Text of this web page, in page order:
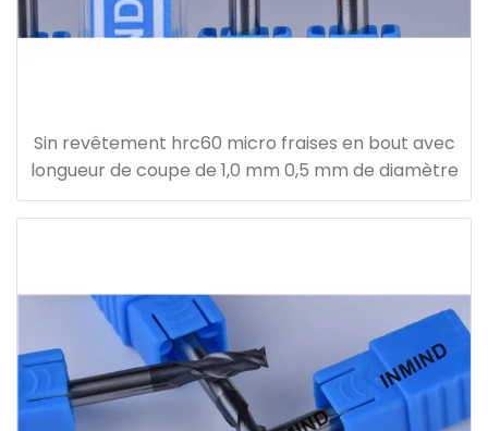
Sin revêtement hrc60 micro fraises en bout avec
longueur de coupe de 1,0 mm 0,5 mm de diamètre